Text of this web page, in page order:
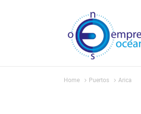
Home Puertos Arica